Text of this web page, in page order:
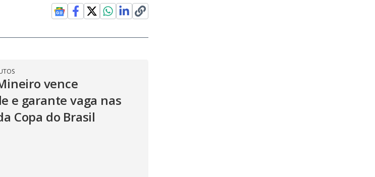
vence
e garante vaga nas
Copa do Brasil